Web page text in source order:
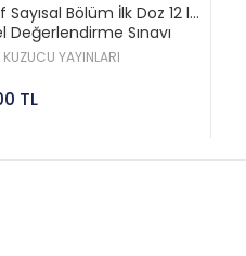
Sayısal Bölüm İlk Doz 12 li
Değerlendirme Sınavı
2027 Lgs Sinan Kuzucu
YAYINLARI
TL